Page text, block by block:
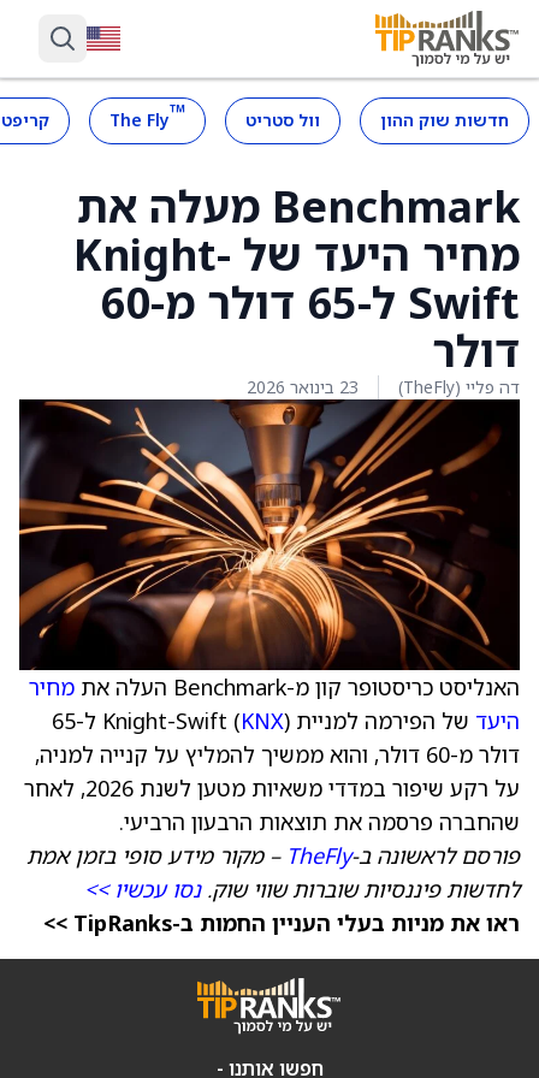
חדשות שוק ההון וול סטריט ™
The Fly
Benchmark מעלה את
מחיר היעד של Knight-
Swift ל-65 דולר מ-60
דולר
דה פליי (TheFly) 23 בינואר 2026
האנליסט כריסטופר קון מ-Benchmark העלה את
מחיר
היעד של הפירמה למניית Knight-Swift ( KNX
) ל-65
דולר מ-60 דולר, והוא ממשיך להמליץ על קנייה למניה,
על רקע שיפור במדדי משאיות מטען לשנת 2026, לאחר
שהחברה פרסמה את תוצאות הרבעון הרביעי.
פורסם לראשונה ב-TheFly – מקור מידע סופי בזמן אמת
לחדשות פיננסיות שוברות שווי שוק.נסו עכשיו >>
ראו את מניות בעלי העניין החמות ב-TipRanks >>
חפשו אותנו -